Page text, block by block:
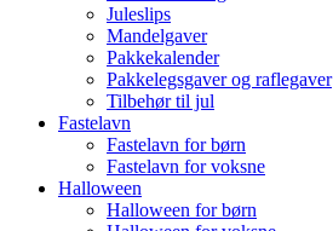
Juleslips
Mandelgaver
Pakkekalender
Pakkelegsgaver og raflegaver
Tilbehør til jul
Fastelavn
Fastelavn for børn
Fastelavn for voksne
Halloween
Halloween for børn